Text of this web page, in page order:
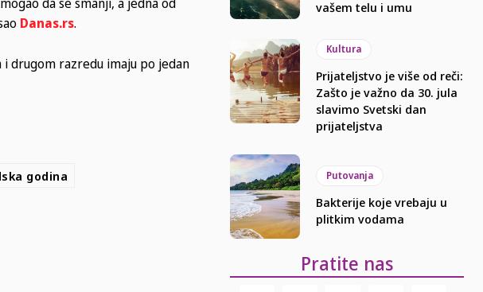
da se smanji, a jedna od
Danas.rs.
drugom razredu imaju po jedan
godina
vašem telu i umu
Kultura
Prijateljstvo je više od reči:
Zašto je važno da 30. jula
slavimo Svetski dan
prijateljstva
Putovanja
Bakterije koje vrebaju u
plitkim vodama
Pratite nas